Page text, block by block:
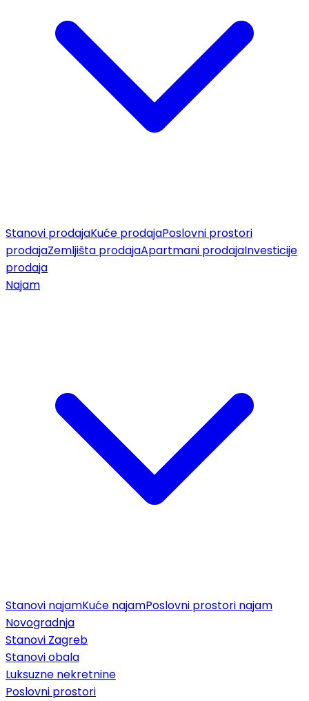
Stanovi prodajaKuće prodajaPoslovni prostori
prodajaZemljišta prodajaApartmani prodajaInvesticije
prodaja
Najam
Stanovi najamKuće najamPoslovni prostori najam
Novogradnja
Stanovi Zagreb
Stanovi obala
Luksuzne nekretnine
Poslovni prostori